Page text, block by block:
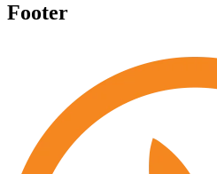
Footer